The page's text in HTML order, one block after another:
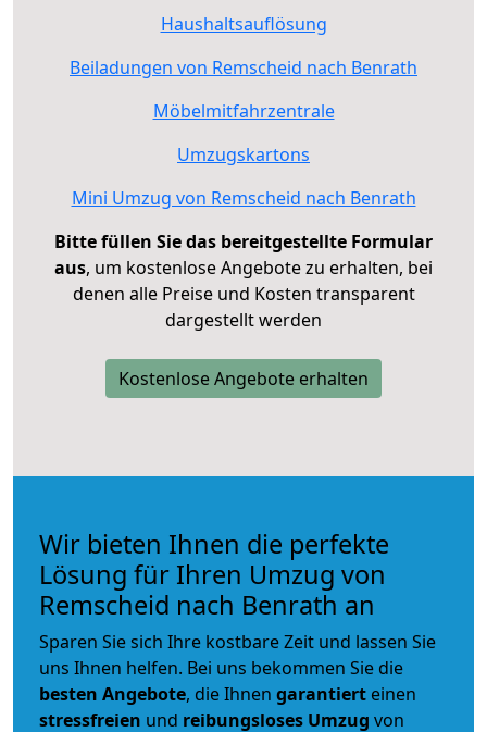
Haushaltsauflösung
Beiladungen von Remscheid nach Benrath
Möbelmitfahrzentrale
Umzugskartons
Mini Umzug von Remscheid nach Benrath
Bitte füllen Sie das bereitgestellte Formular
aus, um kostenlose Angebote zu erhalten, bei
denen alle Preise und Kosten transparent
dargestellt werden
Kostenlose Angebote erhalten
Wir bieten Ihnen die perfekte
Lösung für Ihren Umzug von
Remscheid nach Benrath an
Sparen Sie sich Ihre kostbare Zeit und lassen Sie
uns Ihnen helfen. Bei uns bekommen Sie die
besten Angebote, die Ihnen garantiert einen
stressfreien und reibungsloses Umzug von